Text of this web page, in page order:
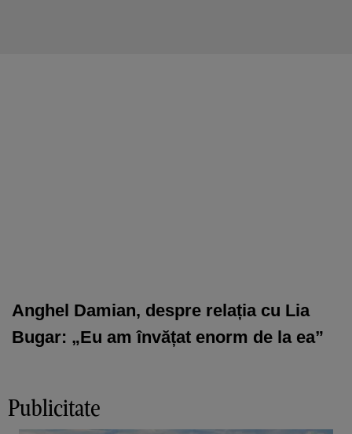
Anghel Damian, despre relația cu Lia
Bugar: „Eu am învățat enorm de la ea”
Publicitate